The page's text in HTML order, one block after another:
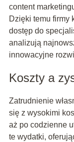
content
Dzięki temu firmy
dostęp do
analizują
innowacyjne
Koszty a
Zatrudnienie
się z wysokimi
aż po codzienne
te wydatki,